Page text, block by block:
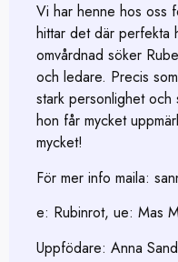
Vi har henne hos oss
hittar det där perfekta
omvårdnad söker
och ledare. Precis
stark personlighet och
hon får mycket
mycket!
För mer info maila:
e: Rubinrot, ue: Mas
Uppfödare: Anna